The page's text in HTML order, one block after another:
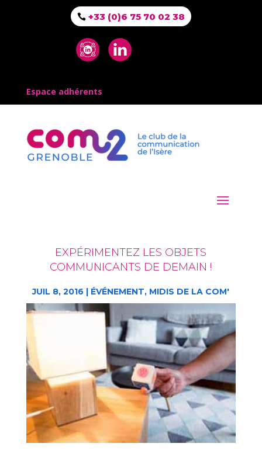
+33 (0)6 75 70 02 38
Espace adhérents
EXPÉRIMENTEZ LES OBJETS
COMMUNICANTS DE DEMAIN !
JUIL 8, 2016 | ÉVÉNEMENT, MIDIS DE LA COM'